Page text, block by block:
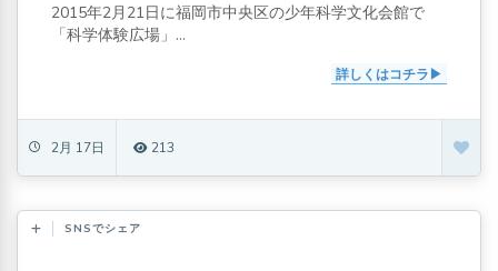
2015年2月21日に福岡市中央区の少年科学文化会館で
「科学体験広場」...
詳しくはコチラ
2月 17日 213
SNSでシェア